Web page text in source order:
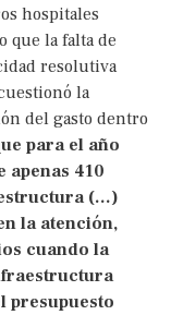
hospitales
que la falta de
resolutiva
la
del gasto dentro
para el año
apenas 410
(…)
la atención,
cuando la
presupuesto